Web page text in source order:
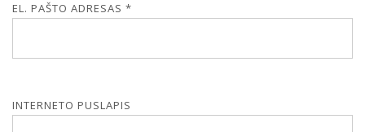
EL. PAŠTO ADRESAS *
INTERNETO PUSLAPIS